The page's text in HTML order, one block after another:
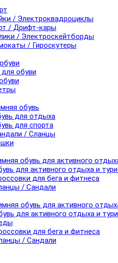
/ Электроквадроциклы
/ Дрифт-кары
/ Электроскейтборды
/ Гироскутеры
обуви
обувь
для отдыха
для спорта
/ Сланцы
обувь для активного
для активного отдыха и
для бега и фитнеса
/ Сандали
обувь для активного
для активного отдыха и
для бега и фитнеса
/ Сандали